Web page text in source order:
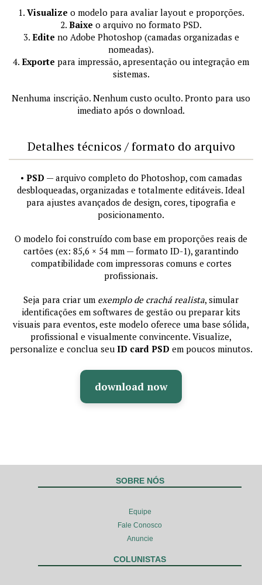
1. Visualize o modelo para avaliar layout e proporções.
2. Baixe o arquivo no formato PSD.
3. Edite no Adobe Photoshop (camadas organizadas e
nomeadas).
4. Exporte para impressão, apresentação ou integração em
sistemas.
Nenhuma inscrição. Nenhum custo oculto. Pronto para uso
imediato após o download.
Detalhes técnicos / formato do arquivo
• PSD — arquivo completo do Photoshop, com camadas
desbloqueadas, organizadas e totalmente editáveis. Ideal
para ajustes avançados de design, cores, tipografia e
posicionamento.
O modelo foi construído com base em proporções reais de
cartões (ex: 85,6 × 54 mm — formato ID-1), garantindo
compatibilidade com impressoras comuns e cortes
profissionais.
Seja para criar um exemplo de crachá realista, simular
identificações em softwares de gestão ou preparar kits
visuais para eventos, este modelo oferece uma base sólida,
profissional e visualmente convincente. Visualize,
personalize e conclua seu ID card PSD em poucos minutos.
download now
SOBRE NÓS
Equipe
Fale Conosco
Anuncie
COLUNISTAS